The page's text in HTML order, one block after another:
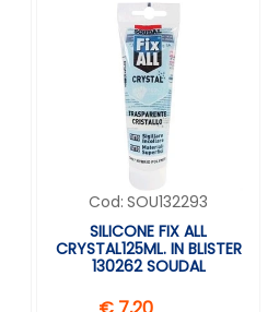
Cod: SOU132293
SILICONE FIX ALL
CRYSTAL125ML. IN BLISTER
130262 SOUDAL